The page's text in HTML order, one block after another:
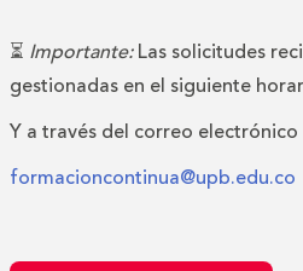
⏳ Importante:Las solicitudes
gestionadas en el siguiente
Y a través del correo electrónico
formacioncontinua@upb.edu.co